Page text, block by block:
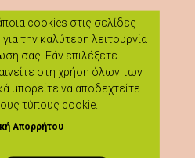
cookies στις σελίδες
την καλύτερη λειτουργία
σας. Εάν επιλέξετε
στη χρήση όλων των
μπορείτε να αποδεχτείτε
τύπους cookie.
Απορρήτου